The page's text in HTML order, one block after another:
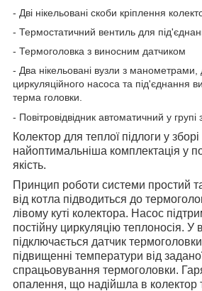
- Дві нікельовані скоби кріплення
- Термостатичний вентиль для
- Термоголовка з виносним датчиком
- Два нікельовані вузли з
циркуляційного насоса та під'єднання
терма головки.
- Повітровідвідник автоматичний у
Колектор для теплої підлоги у
найоптимальніша комплектація у
якість.
Принцип роботи системи простий
від котла підводиться до
лівому куті колектора. Насос
постійну циркуляцію теплоносія. У
підключається датчик
підвищенні температури від
спрацьовування термоголовки.
опалення, що надійшла в колектор